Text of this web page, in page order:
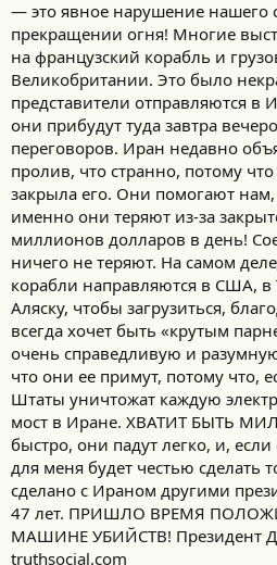
— это явное нарушение нашего
прекращении огня! Многие
на французский корабль и
Великобритании. Это было
представители отправляются в
они прибудут туда завтра
переговоров. Иран недавно
пролив, что странно, потому
закрыла его. Они помогают нам,
именно они теряют из-за
миллионов долларов в день!
ничего не теряют. На самом
корабли направляются в США, в
Аляску, чтобы загрузиться,
всегда хочет быть «крутым
очень справедливую и
что они ее примут, потому что,
Штаты уничтожат каждую
мост в Иране. ХВАТИТ БЫТЬ
быстро, они падут легко, и,
для меня будет честью сделать
сделано с Ираном другими
47 лет. ПРИШЛО ВРЕМЯ
МАШИНЕ УБИЙСТВ! Президент
truthsocial.com